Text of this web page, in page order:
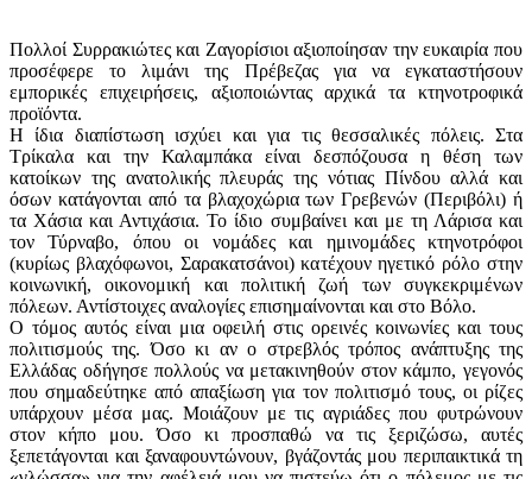
Πολλοί Συρρακιώτες και Ζαγορίσιοι αξιοποίησαν την ευκαιρία που
προσέφερε το λιμάνι της Πρέβεζας για να εγκαταστήσουν
εμπορικές επιχειρήσεις, αξιοποιώντας αρχικά τα κτηνοτροφικά
προϊόντα.
Η ίδια διαπίστωση ισχύει και για τις θεσσαλικές πόλεις. Στα
Τρίκαλα και την Καλαμπάκα είναι δεσπόζουσα η θέση των
κατοίκων της ανατολικής πλευράς της νότιας Πίνδου αλλά και
όσων κατάγονται από τα βλαχοχώρια των Γρεβενών (Περιβόλι) ή
τα Χάσια και Αντιχάσια. Το ίδιο συμβαίνει και με τη Λάρισα και
τον Τύρναβο, όπου οι νομάδες και ημινομάδες κτηνοτρόφοι
(κυρίως βλαχόφωνοι, Σαρακατσάνοι) κατέχουν ηγετικό ρόλο στην
κοινωνική, οικονομική και πολιτική ζωή των συγκεκριμένων
πόλεων. Αντίστοιχες αναλογίες επισημαίνονται και στο Βόλο.
Ο τόμος αυτός είναι μια οφειλή στις ορεινές κοινωνίες και τους
πολιτισμούς της. Όσο κι αν ο στρεβλός τρόπος ανάπτυξης της
Ελλάδας οδήγησε πολλούς να μετακινηθούν στον κάμπο, γεγονός
που σημαδεύτηκε από απαξίωση για τον πολιτισμό τους, οι ρίζες
υπάρχουν μέσα μας. Μοιάζουν με τις αγριάδες που φυτρώνουν
στον κήπο μου. Όσο κι προσπαθώ να τις ξεριζώσω, αυτές
ξεπετάγονται και ξαναφουντώνουν, βγάζοντάς μου περιπαικτικά τη